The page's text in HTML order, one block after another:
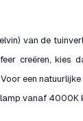
van de
creëren, kies
een
vanaf 4000K